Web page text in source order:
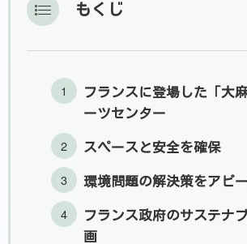
もくじ
フランスに登場した「大
ーツセンター
スペースと安全を確保
環境問題の解決策をアピ
フランス政府のサステナ
画